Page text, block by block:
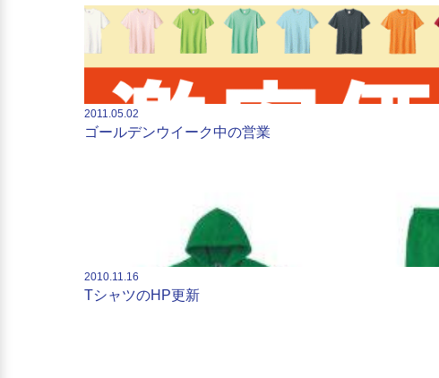
2011.05.02
ゴールデンウイーク中の営業
2010.11.16
TシャツのHP更新